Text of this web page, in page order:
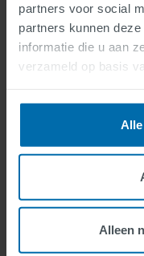
partners voor social
partners kunnen
informatie die u aan
verzameld op basis
Alleen
Onze